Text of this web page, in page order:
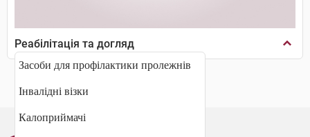
Реабілітація та догляд
Засоби для профілактики пролежнів
Інвалідні візки
Калоприймачі